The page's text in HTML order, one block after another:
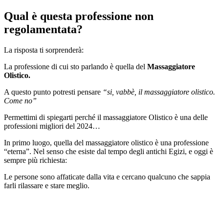
Qual è questa professione non
regolamentata?
La risposta ti sorprenderà:
La professione di cui sto parlando è quella del Massaggiatore
Olistico.
A questo punto potresti pensare “si, vabbè, il massaggiatore olistico.
Come no”
Permettimi di spiegarti perché il massaggiatore Olistico è una delle
professioni migliori del 2024…
In primo luogo, quella del massaggiatore olistico è una professione
“eterna”. Nel senso che esiste dal tempo degli antichi Egizi, e oggi è
sempre più richiesta:
Le persone sono affaticate dalla vita e cercano qualcuno che sappia
farli rilassare e stare meglio.